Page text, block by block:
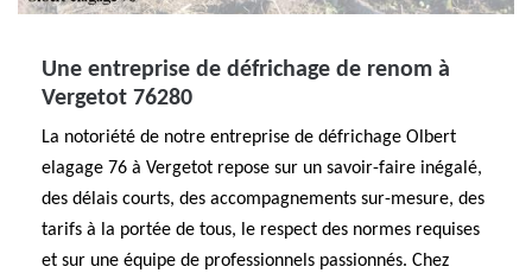
Une entreprise de défrichage de renom à
Vergetot 76280
La notoriété de notre entreprise de défrichage Olbert
elagage 76 à Vergetot repose sur un savoir-faire inégalé,
des délais courts, des accompagnements sur-mesure, des
tarifs à la portée de tous, le respect des normes requises
et sur une équipe de professionnels passionnés. Chez